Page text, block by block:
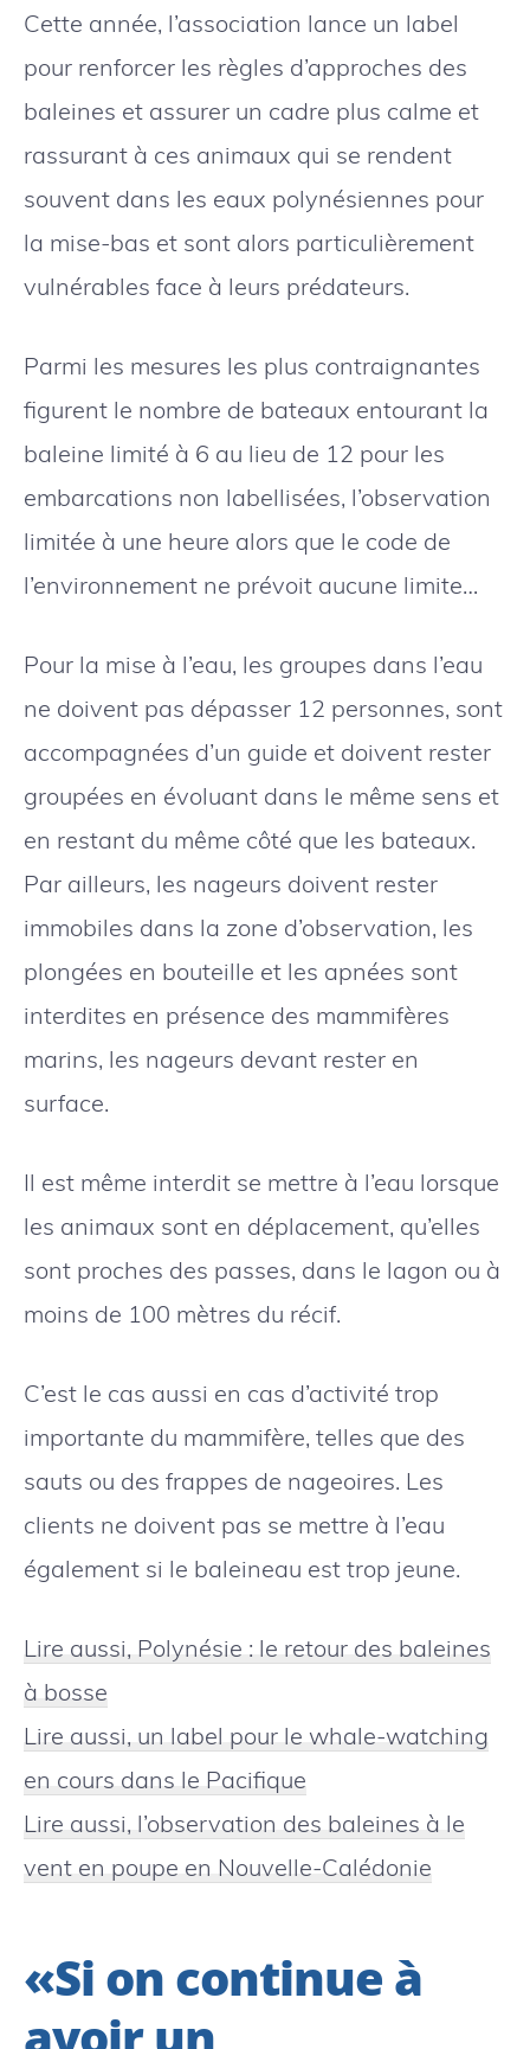
Cette année, l’association lance un label
pour renforcer les règles d’approches des
baleines et assurer un cadre plus calme et
rassurant à ces animaux qui se rendent
souvent dans les eaux polynésiennes pour
la mise-bas et sont alors particulièrement
vulnérables face à leurs prédateurs.
Parmi les mesures les plus contraignantes
figurent le nombre de bateaux entourant la
baleine limité à 6 au lieu de 12 pour les
embarcations non labellisées, l’observation
limitée à une heure alors que le code de
l’environnement ne prévoit aucune limite…
Pour la mise à l’eau, les groupes dans l’eau
ne doivent pas dépasser 12 personnes, sont
accompagnées d’un guide et doivent rester
groupées en évoluant dans le même sens et
en restant du même côté que les bateaux.
Par ailleurs, les nageurs doivent rester
immobiles dans la zone d’observation, les
plongées en bouteille et les apnées sont
interdites en présence des mammifères
marins, les nageurs devant rester en
surface.
Il est même interdit se mettre à l’eau lorsque
les animaux sont en déplacement, qu’elles
sont proches des passes, dans le lagon ou à
moins de 100 mètres du récif.
C’est le cas aussi en cas d’activité trop
importante du mammifère, telles que des
sauts ou des frappes de nageoires. Les
clients ne doivent pas se mettre à l’eau
également si le baleineau est trop jeune.
Lire aussi, Polynésie : le retour des baleines
à bosse
Lire aussi, un label pour le whale-watching
en cours dans le Pacifique
Lire aussi, l’observation des baleines à le
vent en poupe en Nouvelle-Calédonie
«Si on continue à